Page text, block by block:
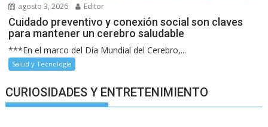
agosto 3, 2026 Editor
Cuidado preventivo y conexión social son claves
para mantener un cerebro saludable
***En el marco del Día Mundial del Cerebro,...
Salud y Tecnología
CURIOSIDADES Y ENTRETENIMIENTO